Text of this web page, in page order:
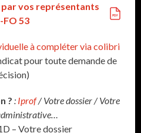
vos représentants
FO 53
à compléter via colibri
pour toute demande de
? : Iprof/ Votre dossier / Votre
– Votre dossier